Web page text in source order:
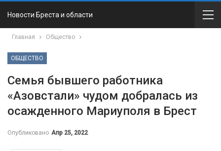
Новости Бреста и области
Главная Общество
ОБЩЕСТВО
Семья бывшего работника
«Азовстали» чудом добралась из
осажденного Мариуполя в Брест
Опубликовано Апр 25, 2022